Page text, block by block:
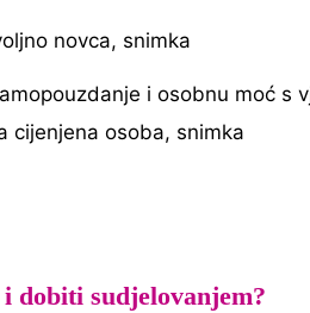
novca, snimka
i osobnu moć s
cijenjena osoba, snimka
i dobiti sudjelovanjem?